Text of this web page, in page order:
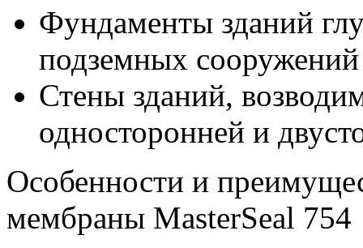
Фундаменты зданий
подземных сооружений
Стены зданий,
односторонней и
Особенности и
мембраны MasterSeal 754